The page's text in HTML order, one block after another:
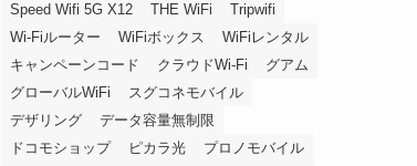
Speed Wifi 5G X12
THE WiFi
Tripwifi
Wi-Fiルーター
WiFiボックス
WiFiレンタル
キャンペーンコード
クラウドWi-Fi
グアム
グローバルWiFi
スグコネモバイル
デザリング
データ容量無制限
ドコモショップ
ピカラ光 プロノモバイル